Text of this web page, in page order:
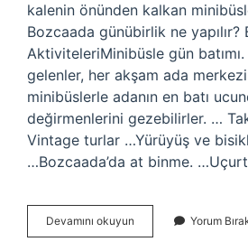
kalenin önünden kalkan
Bozcaada günübirlik ne yapılır?
AktiviteleriMinibüsle gün
gelenler, her akşam ada
minibüslerle adanın en batı
değirmenlerini gezebilirler. …
Vintage turlar …Yürüyüş ve
…Bozcaada’da at binme.
Devamını okuyun Bozcaada
Yaya
Yorum